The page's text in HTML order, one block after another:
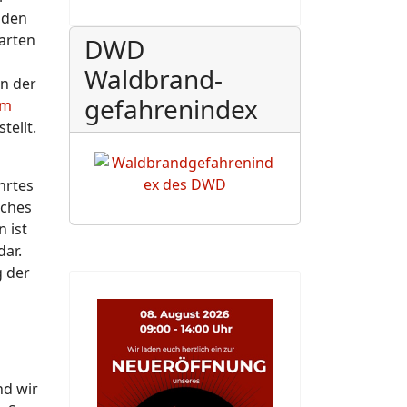
der
ist
der
wir
DWD
Waldbrand-
gefahrenindex